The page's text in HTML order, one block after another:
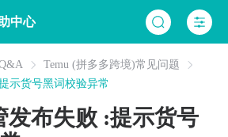
中心
Temu (拼多多跨境)常见问题
示货号黑词校验异常
发布失败 :提示货号